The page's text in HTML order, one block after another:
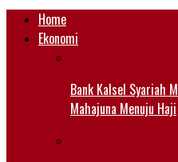
Home
Ekonomi
Bank Kalsel Syariah
Mahajuna Menuju Haji